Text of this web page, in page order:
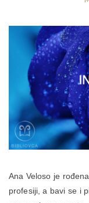
Ana Veloso je
profesiji, a bavi se i